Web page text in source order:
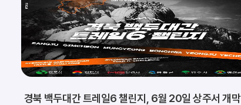
경북 백두대간 트레일6 챌린지, 6월 20일 상주서 개막